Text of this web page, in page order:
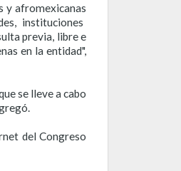
y afromexicanas
instituciones
previa, libre e
en la entidad",
se lleve a cabo
del Congreso